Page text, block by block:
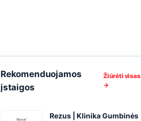
Rekomenduojamos
įstaigos
Žiūrėti visas
→
Rezus | Klinika Gumbinės